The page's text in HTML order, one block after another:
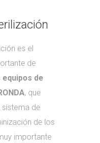
es el
de
equipos de
, que
de
de los
importante